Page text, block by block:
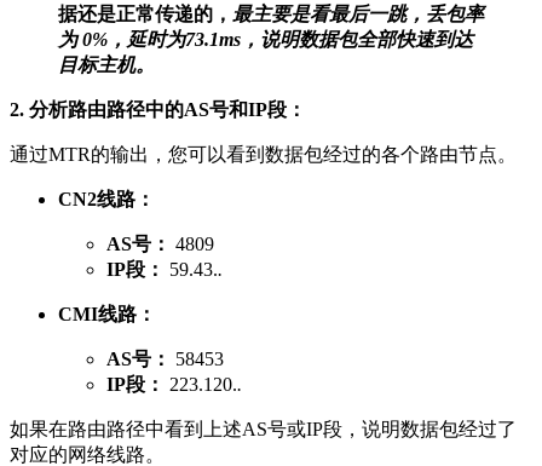
据还是正常传递的， 最主要是看最后一跳，丢包率
为 0%，延时为73.1ms，说明数据包全部快速到达
目标主机。
2. 分析路由路径中的AS号和IP段：
通过MTR的输出，您可以看到数据包经过的各个路由节点。
CN2线路：
AS号： 4809
IP段：
59.43..
CMI线路：
AS号：
58453
IP段：
223.120..
如果在路由路径中看到上述AS号或IP段，说明数据包经过了
对应的网络线路。